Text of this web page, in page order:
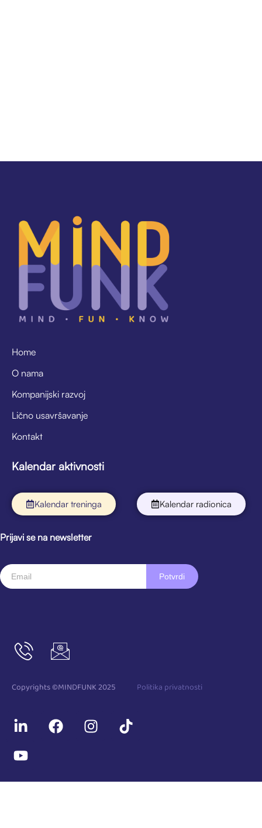
Home
O nama
Kompanijski razvoj
Lično usavršavanje
Kontakt
Kalendar aktivnosti
Kalendar treninga Kalendar radionica
Prijavi se na newsletter
Copyrights ©MINDFUNK 2025 Politika privatnosti